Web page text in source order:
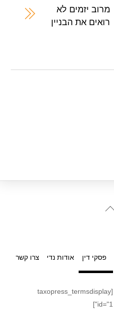
מרוב יזמים לא
רואים את הבניין
Back
פסקי דין אודות נדי צרו קשר
[taxopress_termsdisplay
id="1"]